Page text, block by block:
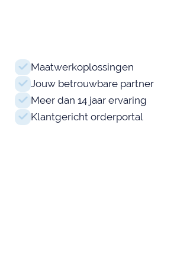
Maatwerkoplossingen
Jouw betrouwbare partner
Meer dan 14 jaar ervaring
Klantgericht orderportal